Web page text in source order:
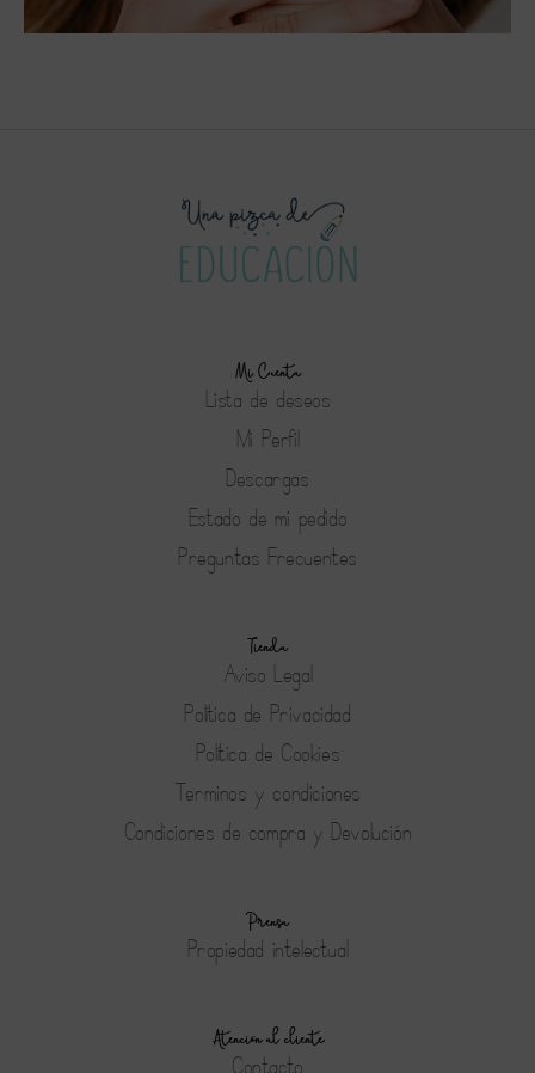
Mi Cuenta
Lista de deseos
Mi Perfil
Descargas
Estado de mi pedido
Preguntas Frecuentes
Tienda
Aviso Legal
Política de Privacidad
Política de Cookies
Terminos y condiciones
Condiciones de compra y Devolución
Prensa
Propiedad intelectual
Atención al cliente